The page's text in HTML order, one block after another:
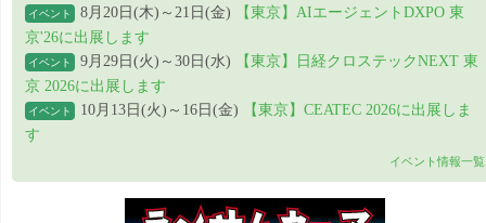
イベント 8月20日(木)～21日(金)
【東京】AIエージェントDXPO 東
京'26に出展します
イベント 9月29日(火)～30日(水)
【東京】日経クロステックNEXT 東
京 2026に出展します
イベント 10月13日(火)～16日(金)
【東京】CEATEC 2026に出展しま
す
イベント情報一覧